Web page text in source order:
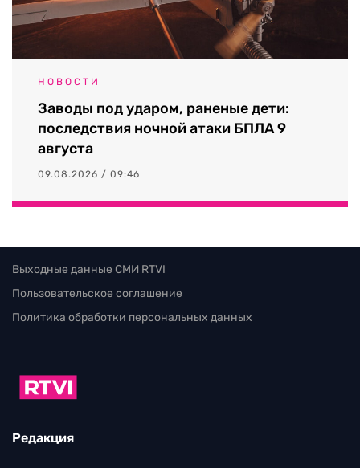
НОВОСТИ
Заводы под ударом, раненые дети:
последствия ночной атаки БПЛА 9
августа
09.08.2026 / 09:46
Выходные данные СМИ RTVI
Пользовательское соглашение
Политика обработки персональных данных
Редакция